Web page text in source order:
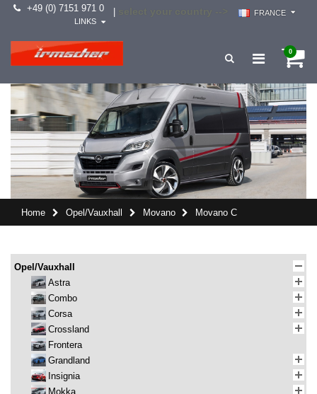
+49 (0) 7151 971 0
FRANCE
LINKS
0
Home Opel/Vauxhall Movano Movano C
Opel/Vauxhall
Astra
Combo
Corsa
Crossland
Frontera
Grandland
Insignia
Mokka